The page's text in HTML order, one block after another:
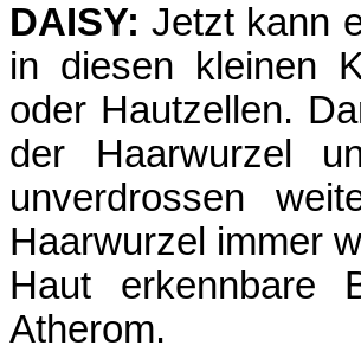
DAISY: Jetzt kann
in diesen kleinen
oder Hautzellen.
der Haarwurzel
unverdrossen
Haarwurzel immer
Haut erkennbare
Atherom.